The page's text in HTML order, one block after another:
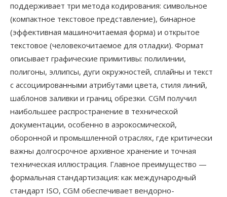
поддерживает три метода кодирования: символьное
(компактное текстовое представление), бинарное
(эффективная машиночитаемая форма) и открытое
текстовое (человекочитаемое для отладки). Формат
описывает графические примитивы: полилинии,
полигоны, эллипсы, дуги окружностей, сплайны и текст
с ассоциированными атрибутами цвета, стиля линий,
шаблонов заливки и границ обрезки. CGM получил
наибольшее распространение в технической
документации, особенно в аэрокосмической,
оборонной и промышленной отраслях, где критически
важны долгосрочное архивное хранение и точная
техническая иллюстрация. Главное преимущество —
формальная стандартизация: как международный
стандарт ISO, CGM обеспечивает вендорно-